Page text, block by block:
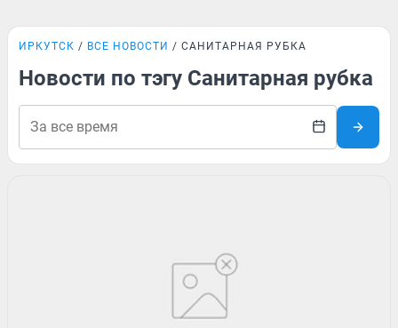
ИРКУТСК ВСЕ НОВОСТИ САНИТАРНАЯ РУБКА
Новости по тэгу Санитарная рубка